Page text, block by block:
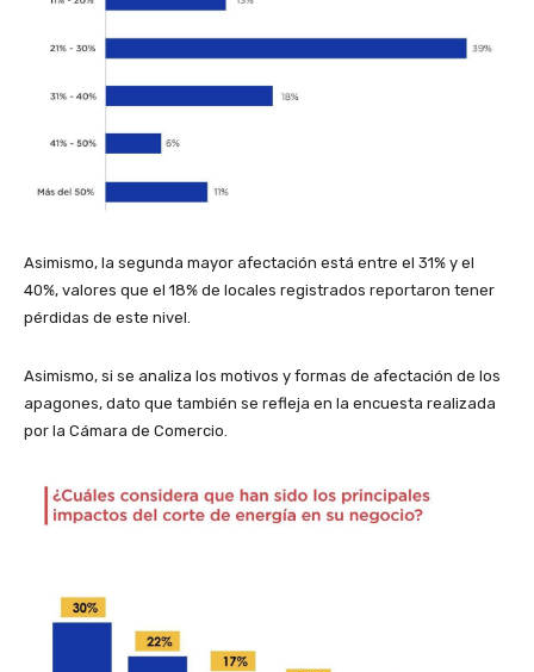
Asimismo, la segunda mayor afectación está entre el 31% y el
40%, valores que el 18% de locales registrados reportaron tener
pérdidas de este nivel.
Asimismo, si se analiza los motivos y formas de afectación de los
apagones, dato que también se refleja en la encuesta realizada
por la Cámara de Comercio.